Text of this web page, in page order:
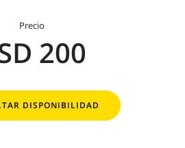
Precio
200
DISPONIBILIDAD